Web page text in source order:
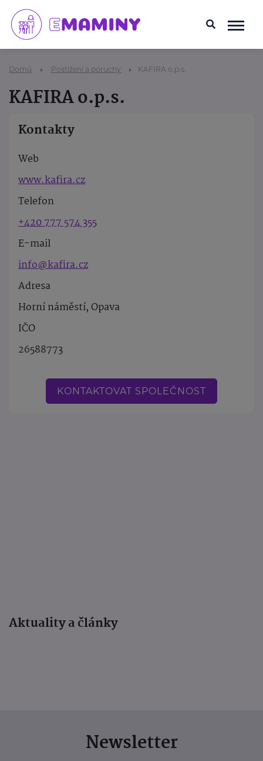
Domů Postižení a poruchy KAFIRA o.p.s.
KAFIRA o.p.s.
Kontakty
Web
www.kafira.cz
Telefon
+420 777 574 355
E-mail
info@kafira.cz
Adresa
Horní náměstí, Opava
IČO
26588773
KONTAKTOVAT SPOLEČNOST
Aktuality a články
Newsletter